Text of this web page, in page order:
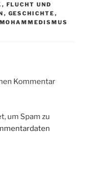
, FLUCHT UND
, GESCHICHTE ,
MOHAMMEDISMUS
Kommentar
um Spam zu